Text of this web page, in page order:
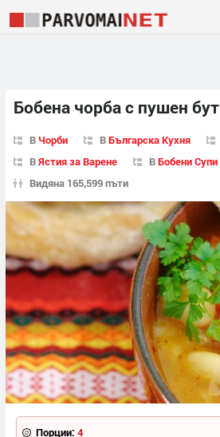
Бобена чорба с пушен бут
ВЧорби ВБългарска Кухня
ВЯстия за Варене ВБобени Супи
Видяна 165,599 пъти
Порции: 4